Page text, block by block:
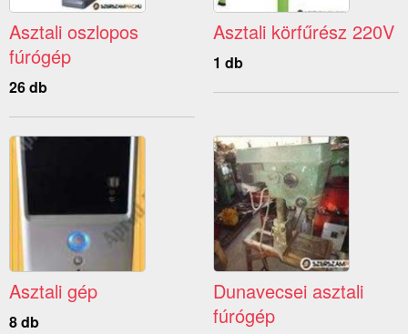
Asztali oszlopos
fúrógép
26 db
Asztali körfűrész 220V
1 db
Asztali gép
8 db
Dunavecsei asztali
fúrógép